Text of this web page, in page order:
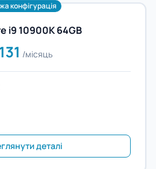
конфігурація
i9 10900K 64GB
/місяць
деталі